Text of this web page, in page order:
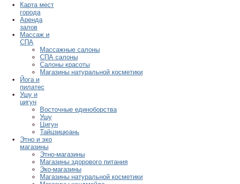
Карта мест
города
Аренда
залов
Массаж и
СПА
Массажные салоны
СПА салоны
Салоны красоты
Магазины натуральной косметики
Йога и
пилатес
Ушу и
цигун
Восточные единоборства
Ушу
Цигун
Тайцзицюань
Этно и эко
магазины
Этно-магазины
Магазины здорового питания
Эко-магазины
Магазины натуральной косметики